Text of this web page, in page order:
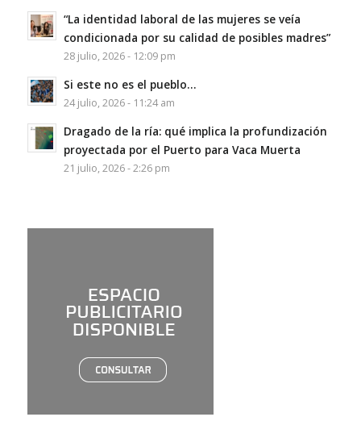
“La identidad laboral de las mujeres se veía
condicionada por su calidad de posibles madres”
28 julio, 2026 - 12:09 pm
Si este no es el pueblo…
24 julio, 2026 - 11:24 am
Dragado de la ría: qué implica la profundización
proyectada por el Puerto para Vaca Muerta
21 julio, 2026 - 2:26 pm